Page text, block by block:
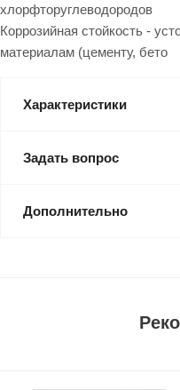
хлорфторуглеводородов
Коррозийная стойкость -
материалам (цементу, бето
Характеристики
Задать вопрос
Дополнительно